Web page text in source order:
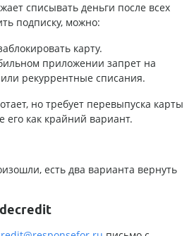
списывать деньги после всех
подписку, можно:
карту.
приложении запрет на
рекуррентные списания.
но требует перевыпуска карты
его как крайний вариант.
есть два варианта вернуть